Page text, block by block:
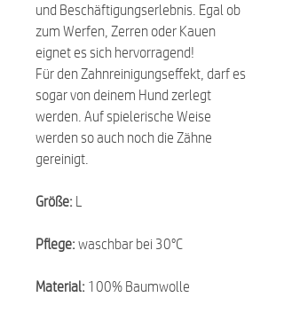
und Beschäftigungserlebnis. Egal ob
zum Werfen, Zerren oder Kauen
eignet es sich hervorragend!
Für den Zahnreinigungseffekt, darf es
sogar von deinem Hund zerlegt
werden. Auf spielerische Weise
werden so auch noch die Zähne
gereinigt.
Größe: L
Pflege: waschbar bei 30°C
Material: 100% Baumwolle